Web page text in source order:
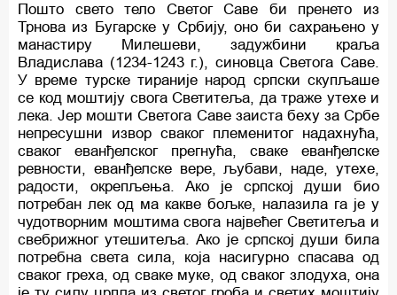
Пошто свето тело Светог Саве би пренето из
Трнова из Бугарске у Србију, оно би сахрањено у
манастиру Милешеви, задужбини краља
Владислава (1234-1243 г.), синовца Светога Саве.
У време турске тираније народ српски скупљаше
се код моштију свога Светитеља, да траже утехе и
лека. Јер мошти Светога Саве заиста беху за Србе
непресушни извор сваког племенитог надахнућа,
сваког еванђелског прегнућа, сваке еванђелске
ревности, еванђелске вере, љубави, наде, утехе,
радости, окрепљења. Ако је српској души био
потребан лек од ма какве бољке, налазила га је у
чудотворним моштима свога највећег Светитеља и
свебрижног утешитеља. Ако је српској души била
потребна света сила, која насигурно спасава од
сваког греха, од сваке муке, од сваког злодуха, она